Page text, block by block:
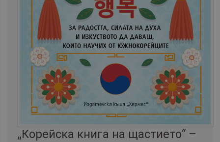
„Корейска книга на щастието“ –